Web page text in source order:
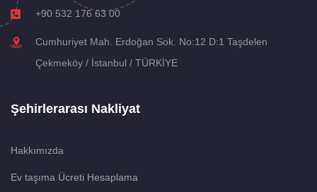
+90 532 176 63 00
Cumhuriyet Mah. Erdoğan Sok. No:12 D:1 Taşdelen
Çekmeköy / İstanbul / TÜRKİYE
Şehirlerarası Nakliyat
Hakkımızda
Ev taşıma Ücreti Hesaplama